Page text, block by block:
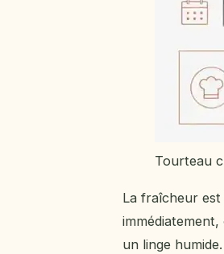
Tourteau
La fraîcheur
un linge